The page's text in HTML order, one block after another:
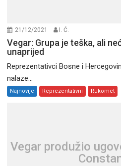
21/12/2021 I. Ć.
Vegar: Grupa je teška, ali
unaprijed
Reprezentativci Bosne i
nalaze...
Najnovije Reprezentativni Rukomet
Vegar produžio